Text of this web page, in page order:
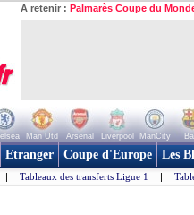
A retenir : Palmarès Coupe du
Man Utd Arsenal Liverpool ManCity
Etranger Coupe d'Europe Les
| Tableaux des transferts Ligue 1 |